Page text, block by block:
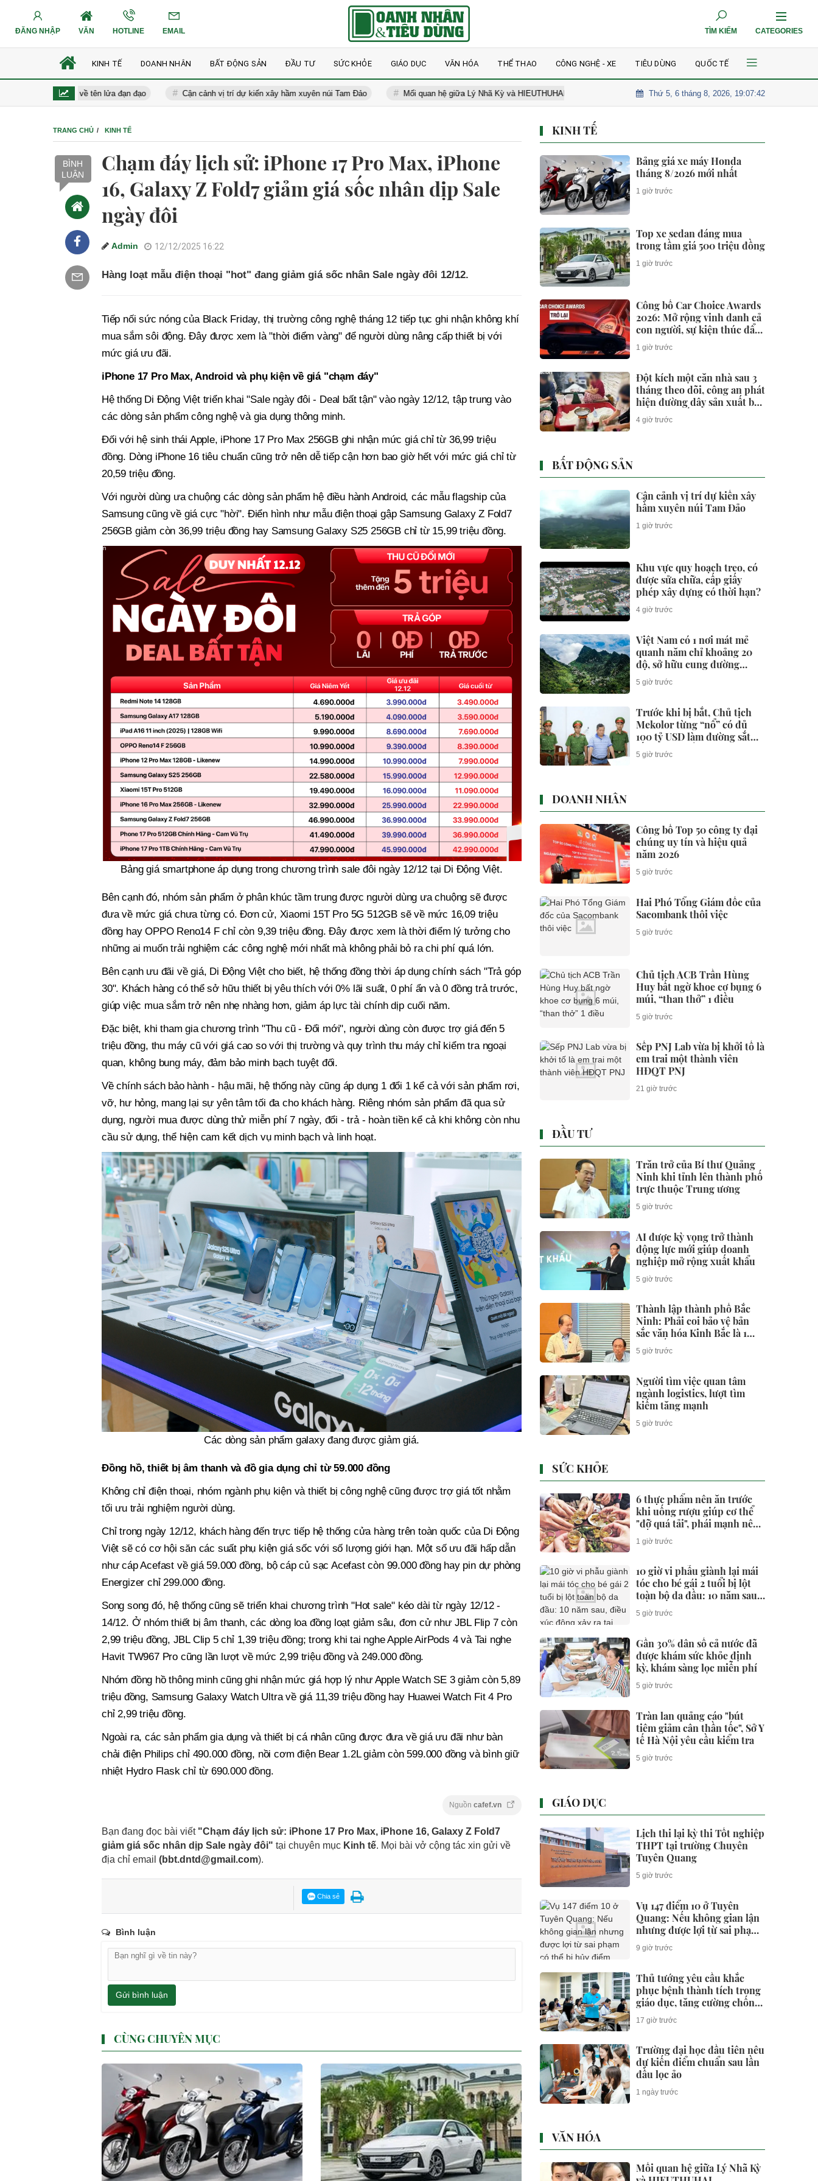
ĐĂNG NHẬP VĂN HOTLINE EMAIL TÌM KIẾM CATEGORIES
KINH TẾ DOANH NHÂN BẤT ĐỘNG SẢN ĐẦU TƯ SỨC KHỎE GIÁO DỤC VĂN HÓA THỂ THAO CÔNG NGHỆ - XE TIÊU DÙNG QUỐC TẾ
đủ trình độ về tên lửa đạn đạo Cận cảnh vị trí dự kiến xây hầm xuyên núi Tam Đảo Mối quan hệ giữa Lý Nhã Kỳ và HIEUTHUHAI Tên thật của Lý Nhã Kỳ Đưa 'Vĩnh Long - Trái tim xanh
Thứ 5, 6 tháng 8, 2026, 19:07:44
TRANG CHỦ KINH TẾ
BÌNH
LUẬN
Chạm đáy lịch sử: iPhone 17 Pro Max, iPhone
16, Galaxy Z Fold7 giảm giá sốc nhân dịp Sale
ngày đôi
Admin 12/12/2025 16:22
Hàng loạt mẫu điện thoại "hot" đang giảm giá sốc nhân Sale ngày đôi 12/12.
Tiếp nối sức nóng của Black Friday, thị trường công nghệ tháng 12 tiếp tục ghi nhận không khí
mua sắm sôi động. Đây được xem là "thời điểm vàng" để người dùng nâng cấp thiết bị với
mức giá ưu đãi.
iPhone 17 Pro Max, Android và phụ kiện về giá "chạm đáy"
Hệ thống Di Động Việt triển khai "Sale ngày đôi - Deal bất tận" vào ngày 12/12, tập trung vào
các dòng sản phẩm công nghệ và gia dụng thông minh.
Đối với hệ sinh thái Apple, iPhone 17 Pro Max 256GB ghi nhận mức giá chỉ từ 36,99 triệu
đồng. Dòng iPhone 16 tiêu chuẩn cũng trở nên dễ tiếp cận hơn bao giờ hết với mức giá chỉ từ
20,59 triệu đồng.
Với người dùng ưa chuộng các dòng sản phẩm hệ điều hành Android, các mẫu flagship của
Samsung cũng về giá cực "hời". Điển hình như mẫu điện thoại gập Samsung Galaxy Z Fold7
256GB giảm còn 36,99 triệu đồng hay Samsung Galaxy S25 256GB chỉ từ 15,99 triệu đồng.
Bảng giá smartphone áp dụng trong chương trình sale đôi ngày 12/12 tại Di Động Việt.
Bên cạnh đó, nhóm sản phẩm ở phân khúc tầm trung được người dùng ưa chuộng sẽ được
đưa về mức giá chưa từng có. Đơn cử, Xiaomi 15T Pro 5G 512GB sẽ về mức 16,09 triệu
đồng hay OPPO Reno14 F chỉ còn 9,39 triệu đồng. Đây được xem là thời điểm lý tưởng cho
những ai muốn trải nghiệm các công nghệ mới nhất mà không phải bỏ ra chi phí quá lớn.
Bên cạnh ưu đãi về giá, Di Động Việt cho biết, hệ thống đồng thời áp dụng chính sách "Trả góp
30". Khách hàng có thể sở hữu thiết bị yêu thích với 0% lãi suất, 0 phí ẩn và 0 đồng trả trước,
giúp việc mua sắm trở nên nhẹ nhàng hơn, giảm áp lực tài chính dịp cuối năm.
Đặc biệt, khi tham gia chương trình "Thu cũ - Đổi mới", người dùng còn được trợ giá đến 5
triệu đồng, thu máy cũ với giá cao so với thị trường và quy trình thu máy chỉ kiểm tra ngoại
quan, không bung máy, đảm bảo minh bạch tuyệt đối.
Về chính sách bảo hành - hậu mãi, hệ thống này cũng áp dụng 1 đổi 1 kể cả với sản phẩm rơi,
vỡ, hư hỏng, mang lại sự yên tâm tối đa cho khách hàng. Riêng nhóm sản phẩm đã qua sử
dụng, người mua được dùng thử miễn phí 7 ngày, đổi - trả - hoàn tiền kể cả khi không còn nhu
cầu sử dụng, thể hiện cam kết dịch vụ minh bạch và linh hoạt.
Các dòng sản phẩm galaxy đang được giảm giá.
Đồng hồ, thiết bị âm thanh và đồ gia dụng chỉ từ 59.000 đồng
Không chỉ điện thoại, nhóm ngành phụ kiện và thiết bị công nghệ cũng được trợ giá tốt nhằm
tối ưu trải nghiệm người dùng.
Chỉ trong ngày 12/12, khách hàng đến trực tiếp hệ thống cửa hàng trên toàn quốc của Di Động
Việt sẽ có cơ hội săn các suất phụ kiện giá sốc với số lượng giới hạn. Một số ưu đãi hấp dẫn
như cáp Acefast về giá 59.000 đồng, bộ cáp củ sạc Acefast còn 99.000 đồng hay pin dự phòng
Energizer chỉ 299.000 đồng.
Song song đó, hệ thống cũng sẽ triển khai chương trình "Hot sale" kéo dài từ ngày 12/12 -
14/12. Ở nhóm thiết bị âm thanh, các dòng loa đồng loạt giảm sâu, đơn cử như JBL Flip 7 còn
2,99 triệu đồng, JBL Clip 5 chỉ 1,39 triệu đồng; trong khi tai nghe Apple AirPods 4 và Tai nghe
Havit TW967 Pro cũng lần lượt về mức 2,99 triệu đồng và 249.000 đồng.
Nhóm đồng hồ thông minh cũng ghi nhận mức giá hợp lý như Apple Watch SE 3 giảm còn 5,89
triệu đồng, Samsung Galaxy Watch Ultra về giá 11,39 triệu đồng hay Huawei Watch Fit 4 Pro
chỉ 2,99 triệu đồng.
Ngoài ra, các sản phẩm gia dụng và thiết bị cá nhân cũng được đưa về giá ưu đãi như bàn
chải điện Philips chỉ 490.000 đồng, nồi cơm điện Bear 1.2L giảm còn 599.000 đồng và bình giữ
nhiệt Hydro Flask chỉ từ 690.000 đồng.
Nguồn cafef.vn
Bạn đang đọc bài viết "Chạm đáy lịch sử: iPhone 17 Pro Max, iPhone 16, Galaxy Z Fold7
giảm giá sốc nhân dịp Sale ngày đôi" tại chuyên mục Kinh tế. Mọi bài vở cộng tác xin gửi về
địa chỉ email (bbt.dntd@gmail.com).
Chia sẻ
Bình luận
Gửi bình luận
CÙNG CHUYÊN MỤC
KINH TẾ
Bảng giá xe máy Honda
tháng 8/2026 mới nhất
1 giờ trước
Top xe sedan đáng mua
trong tầm giá 500 triệu đồng
1 giờ trước
Công bố Car Choice Awards
2026: Mở rộng vinh danh cả
con người, sự kiện thúc đẩy
ngành xe Việt Nam
1 giờ trước
Đột kích một căn nhà sau 3
tháng theo dõi, công an phát
hiện đường dây sản xuất bột
ngọt giả suốt 2 năm, tịch thu
gần 25.000 sản phẩm tại
4 giờ trước
BẤT ĐỘNG SẢN
Cận cảnh vị trí dự kiến xây
hầm xuyên núi Tam Đảo
1 giờ trước
Khu vực quy hoạch treo, có
được sửa chữa, cấp giấy
phép xây dựng có thời hạn?
4 giờ trước
Việt Nam có 1 nơi mát mẻ
quanh năm chỉ khoảng 20
độ, sở hữu cung đường
thuộc nhóm "tứ đại đỉnh
đèo", được Oscar du lịch
5 giờ trước
Trước khi bị bắt, Chủ tịch
Mekolor từng “nổ” có đủ
100 tỷ USD làm đường sắt
tốc độ cao Bắc - Nam như
thế nào?
5 giờ trước
DOANH NHÂN
Công bố Top 50 công ty đại
chúng uy tín và hiệu quả
năm 2026
5 giờ trước
Hai Phó Tổng Giám đốc của
Sacombank thôi việc
5 giờ trước
Chủ tịch ACB Trần Hùng
Huy bất ngờ khoe cơ bụng 6
múi, “than thở” 1 điều
5 giờ trước
Sếp PNJ Lab vừa bị khởi tố là
em trai một thành viên
HĐQT PNJ
21 giờ trước
ĐẦU TƯ
Trăn trở của Bí thư Quảng
Ninh khi tỉnh lên thành phố
trực thuộc Trung ương
5 giờ trước
AI được kỳ vọng trở thành
động lực mới giúp doanh
nghiệp mở rộng xuất khẩu
5 giờ trước
Thành lập thành phố Bắc
Ninh: Phải coi bảo vệ bản
sắc văn hóa Kinh Bắc là 1
cam kết chính trị và trách
nhiệm pháp lý lâu dài
5 giờ trước
Người tìm việc quan tâm
ngành logistics, lượt tìm
kiếm tăng mạnh
5 giờ trước
SỨC KHỎE
6 thực phẩm nên ăn trước
khi uống rượu giúp cơ thể
"đỡ quá tải", phái mạnh nên
biết
1 giờ trước
10 giờ vi phẫu giành lại mái
tóc cho bé gái 2 tuổi bị lột
toàn bộ da đầu: 10 năm sau,
điều xúc động xảy ra tại
Bệnh viện Việt Đức
5 giờ trước
Gần 30% dân số cả nước đã
được khám sức khỏe định
kỳ, khám sàng lọc miễn phí
5 giờ trước
Tràn lan quảng cáo "bút
tiêm giảm cân thần tốc", Sở Y
tế Hà Nội yêu cầu kiểm tra
5 giờ trước
GIÁO DỤC
Lịch thi lại kỳ thi Tốt nghiệp
THPT tại trường Chuyên
Tuyên Quang
5 giờ trước
Vụ 147 điểm 10 ở Tuyên
Quang: Nếu không gian lận
nhưng được lợi từ sai phạm
có thể bị hủy điểm không?
9 giờ trước
Thủ tướng yêu cầu khắc
phục bệnh thành tích trong
giáo dục, tăng cường chống
gian lận thi cử và lạm thu
17 giờ trước
Trường đại học đầu tiên nêu
dự kiến điểm chuẩn sau lần
đầu lọc ảo
1 ngày trước
VĂN HÓA
Mối quan hệ giữa Lý Nhã Kỳ